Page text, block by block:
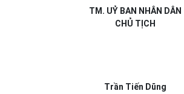
TM. UỶ BAN NHÂN DÂN
CHỦ TỊCH
Trần Tiến Dũng